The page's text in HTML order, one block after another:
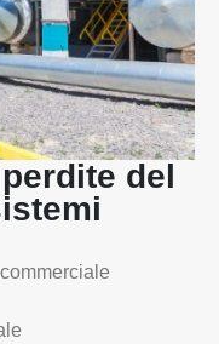
del